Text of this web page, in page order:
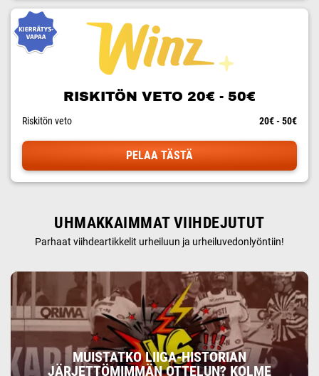
RISKITÖN VETO 20€ - 50€
Riskitön veto 20€ - 50€
PELAA TÄSTÄ
UHMAKKAIMMAT VIIHDEJUTUT
Parhaat viihdeartikkelit urheiluun ja urheiluvedonlyöntiin!
MUISTATKO LIIGA-HISTORIAN
JÄRJETTÖMIMMÄN OTTELUN? KOLME